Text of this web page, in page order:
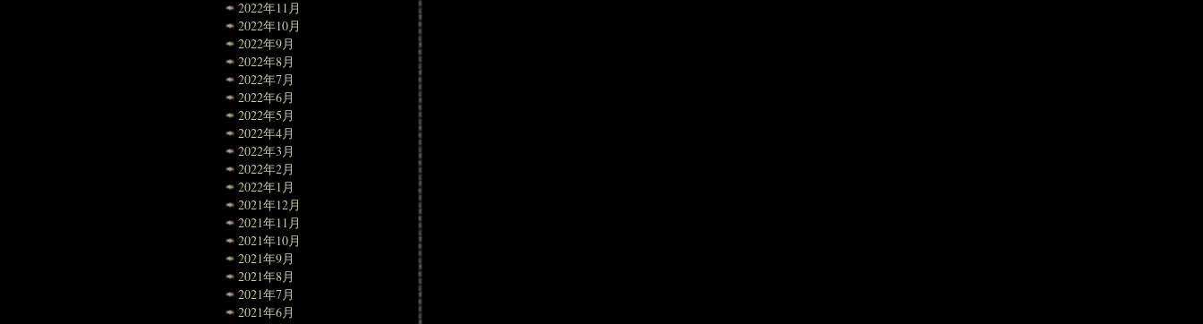
2022年11月
2022年10月
2022年9月
2022年8月
2022年7月
2022年6月
2022年5月
2022年4月
2022年3月
2022年2月
2022年1月
2021年12月
2021年11月
2021年10月
2021年9月
2021年8月
2021年7月
2021年6月